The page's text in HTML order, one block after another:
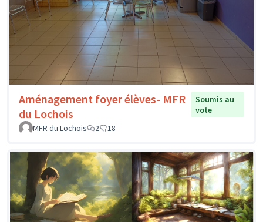
Aménagement foyer élèves- MFR
du Lochois
Soumis au
vote
MFR du Lochois
2 18